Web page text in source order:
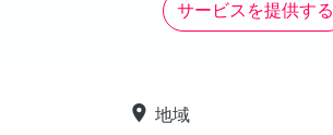
サービスを提供する
place 地域